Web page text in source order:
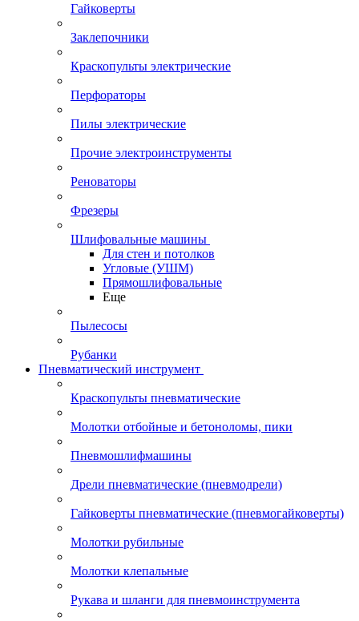
Гайковерты
Заклепочники
Краскопульты электрические
Перфораторы
Пилы электрические
Прочие электроинструменты
Реноваторы
Фрезеры
Шлифовальные машины
Для стен и потолков
Угловые (УШМ)
Прямошлифовальные
Еще
Пылесосы
Рубанки
Пневматический инструмент
Краскопульты пневматические
Молотки отбойные и бетоноломы, пики
Пневмошлифмашины
Дрели пневматические (пневмодрели)
Гайковерты пневматические (пневмогайковерты)
Молотки рубильные
Молотки клепальные
Рукава и шланги для пневмоинструмента